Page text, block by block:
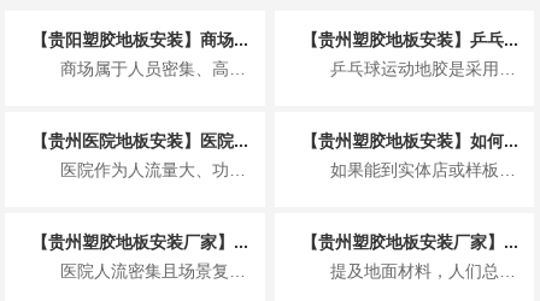
【贵阳塑胶地板安装】商场...
商场属于人员密集、高频使用的公共商业空间，塑胶地板的安装不仅要满足美观整洁的展...
【贵州塑胶地板安装】乒乓...
乒乓球运动地胶是采用聚乙烯材料专门为运动场地开发的一种地板，具体来说就是以聚氯...
【贵州医院地板安装】医院...
医院作为人流量大、功能分区复杂、卫生要求非常高的特殊场所，地板安装并非简单铺装...
【贵州塑胶地板安装】如何...
如果能到实体店或样板间，可通过 2 个小测试快速判断，比看参数更直观： “沾水...
【贵州塑胶地板安装厂家】...
医院人流密集且场景复杂，塑胶地板因适配医疗需求成为主流地面材料，其基本要求围绕...
【贵州塑胶地板安装厂家】...
提及地面材料，人们总在实木与瓷砖间徘徊，却忽略了一款早已完成技术迭代、打破固有...